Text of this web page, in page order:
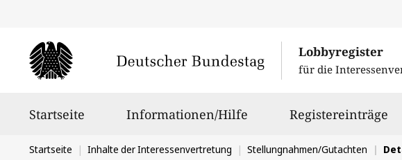
Lobbyregister
für die
Startseite Informationen/Hilfe Registereinträge
Sie
Startseite Inhalte der Interessenvertretung Stellungnahmen/Gutachten